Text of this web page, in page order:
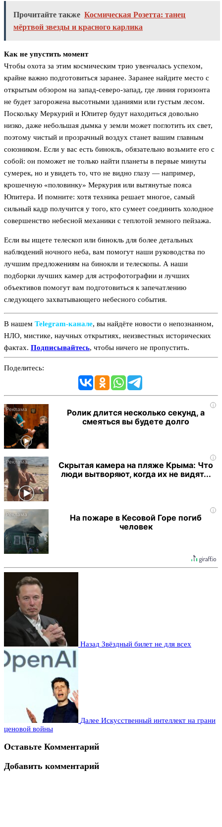
Прочитайте также Космическая Розетта: танец
мёртвой звезды и красного карлика
Как не упустить момент
Чтобы охота за этим космическим трио увенчалась успехом,
крайне важно подготовиться заранее. Заранее найдите место с
открытым обзором на запад-северо-запад, где линия горизонта
не будет загорожена высотными зданиями или густым лесом.
Поскольку Меркурий и Юпитер будут находиться довольно
низко, даже небольшая дымка у земли может поглотить их свет,
поэтому чистый и прозрачный воздух станет вашим главным
союзником. Если у вас есть бинокль, обязательно возьмите его с
собой: он поможет не только найти планеты в первые минуты
сумерек, но и увидеть то, что не видно глазу — например,
крошечную «половинку» Меркурия или вытянутые пояса
Юпитера. И помните: хотя техника решает многое, самый
сильный кадр получится у того, кто сумеет соединить холодное
совершенство небесной механики с теплотой земного пейзажа.
Если вы ищете телескоп или бинокль для более детальных
наблюдений ночного неба, вам помогут наши руководства по
лучшим предложениям на бинокли и телескопы. А наши
подборки лучших камер для астрофотографии и лучших
объективов помогут вам подготовиться к запечатлению
следующего захватывающего небесного события.
В нашем Telegram‑канале, вы найдёте новости о непознанном,
НЛО, мистике, научных открытиях, неизвестных исторических
фактах. Подписывайтесь, чтобы ничего не пропустить.
Поделитесь:
i
Ролик длится несколько секунд, а
смеяться вы будете долго
i
Скрытая камера на пляже Крыма: Что
люди вытворяют, когда их не видят...
i
На пожаре в Кесовой Горе погиб
человек
Назад Звёздный билет не для всех
Далее Искусственный интеллект на грани
ценовой войны
Оставьте Комментарий
Добавить комментарий